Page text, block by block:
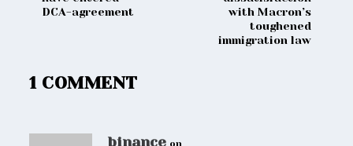
DCA-agreement
with Macron’s
toughened
immigration law
1 COMMENT
binance on